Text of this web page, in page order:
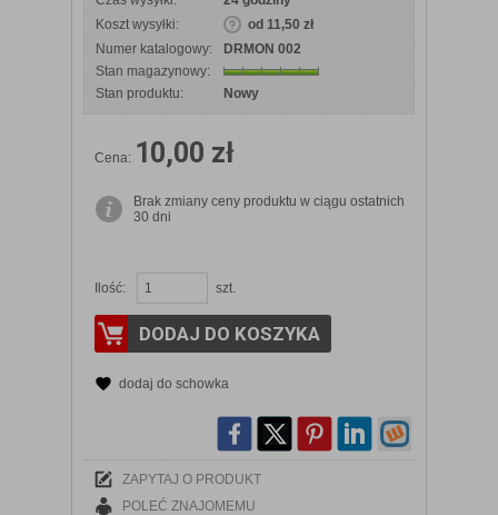
Koszt wysyłki:
od 11,50 zł
Numer katalogowy:
DRMON 002
Stan magazynowy:
Stan produktu:
Nowy
Cena: 10,00 zł
Brak zmiany ceny produktu w ciągu ostatnich
30 dni
Ilość: szt.
DODAJ DO KOSZYKA
dodaj do schowka
ZAPYTAJ O PRODUKT
POLEĆ ZNAJOMEMU